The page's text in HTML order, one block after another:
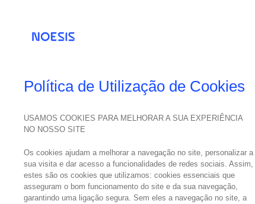
NOESIS NOS MEDIA
abril
2022
Política de Utilização de Cookies
USAMOS COOKIES PARA MELHORAR A SUA EXPERIÊNCIA
NO NOSSO SITE
Os cookies ajudam a melhorar a navegação no site, personalizar a
sua visita e dar acesso a funcionalidades de redes sociais. Assim,
estes são os cookies que utilizamos: cookies essenciais que
asseguram o bom funcionamento do site e da sua navegação,
garantindo uma ligação segura. Sem eles a navegação no site, a